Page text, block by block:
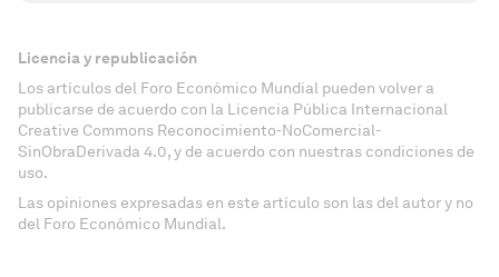
Licencia y republicación
Los artículos del Foro Económico Mundial pueden volver a
publicarse de acuerdo con la Licencia Pública Internacional
Creative Commons Reconocimiento-NoComercial-
SinObraDerivada 4.0, y de acuerdo con nuestras condiciones de
uso.
Las opiniones expresadas en este artículo son las del autor y no
del Foro Económico Mundial.